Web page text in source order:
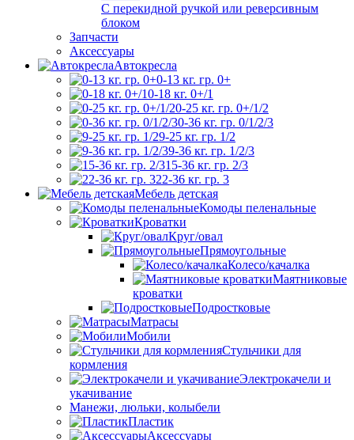
С перекидной ручкой или реверсивным
блоком
Запчасти
Аксессуары
Автокресла
0-13 кг. гр. 0+
0-18 кг. 0+/1
0-25 кг. гр. 0+/1/2
0-36 кг. гр. 0/1/2/3
9-25 кг. гр. 1/2
9-36 кг. гр. 1/2/3
15-36 кг. гр. 2/3
22-36 кг. гр. 3
Мебель детская
Комоды пеленальные
Кроватки
Круг/овал
Прямоугольные
Колесо/качалка
Маятниковые
кроватки
Подростковые
Матрасы
Мобили
Стульчики для
кормления
Электрокачели и
укачивание
Манежи, люльки, колыбели
Пластик
Аксессуары